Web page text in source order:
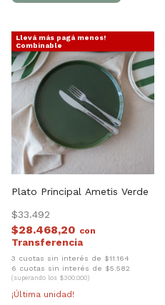
Llevá más pagá menos!
Combinable
Plato Principal Ametis Verde
$33.492
$28.468,20 con
3 cuotas sin interés de $11.164
6 cuotas sin interés de $5.582
(superando los $300.000)
¡Última unidad!